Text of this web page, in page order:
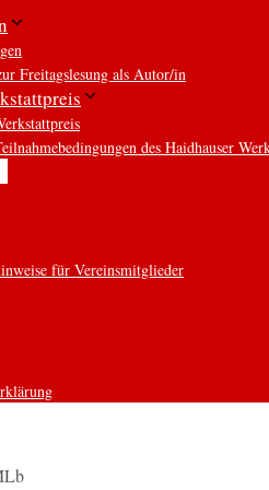
Freitagslesung als Autor/in
des Haidhauser
für Vereinsmitglieder